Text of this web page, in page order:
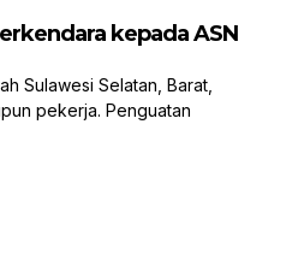
kepada ASN
Sulawesi Selatan, Barat,
pekerja. Penguatan